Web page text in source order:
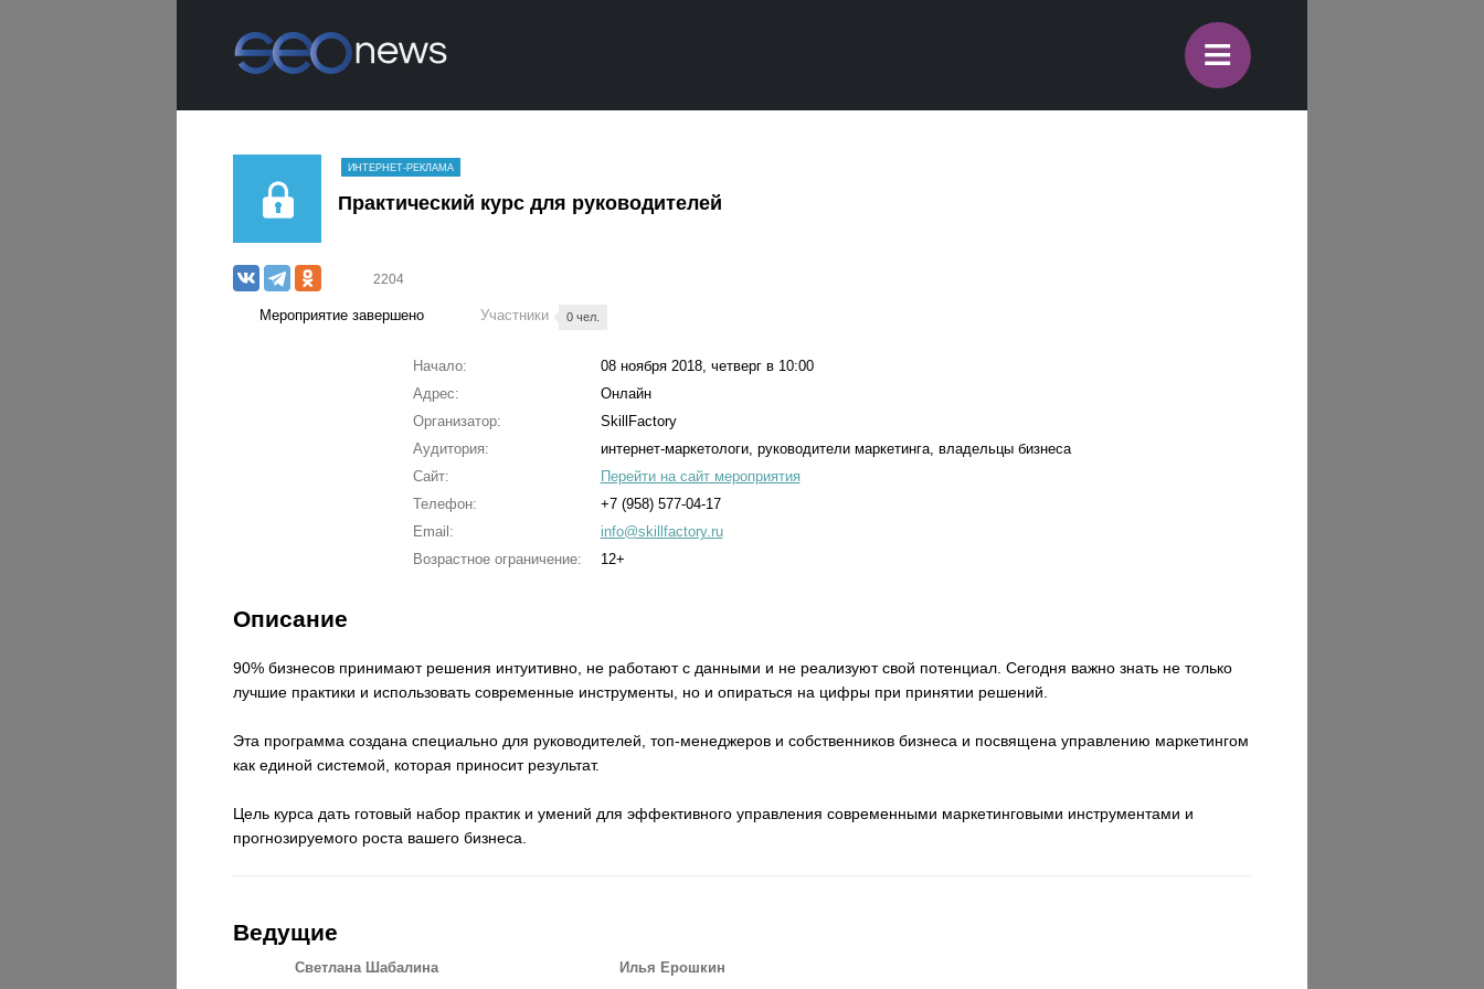
≡
ИНТЕРНЕТ-РЕКЛАМА
Практический курс для руководителей
2204
Мероприятие завершено Участники 0 чел.
Начало:
08 ноября 2018, четверг в 10:00
Адрес:
Онлайн
Организатор:
SkillFactory
Аудитория:
интернет-маркетологи, руководители маркетинга, владельцы бизнеса
Сайт:
Перейти на сайт мероприятия
Телефон:
+7 (958) 577-04-17
Email:
info@skillfactory.ru
Возрастное ограничение:
12+
Описание
90% бизнесов принимают решения интуитивно, не работают с данными и не реализуют свой потенциал. Сегодня важно знать не только
лучшие практики и использовать современные инструменты, но и опираться на цифры при принятии решений.
Эта программа создана специально для руководителей, топ-менеджеров и собственников бизнеса и посвящена управлению маркетингом
как единой системой, которая приносит результат.
Цель курса дать готовый набор практик и умений для эффективного управления современными маркетинговыми инструментами и
прогнозируемого роста вашего бизнеса.
Ведущие
Светлана Шабалина Илья Ерошкин